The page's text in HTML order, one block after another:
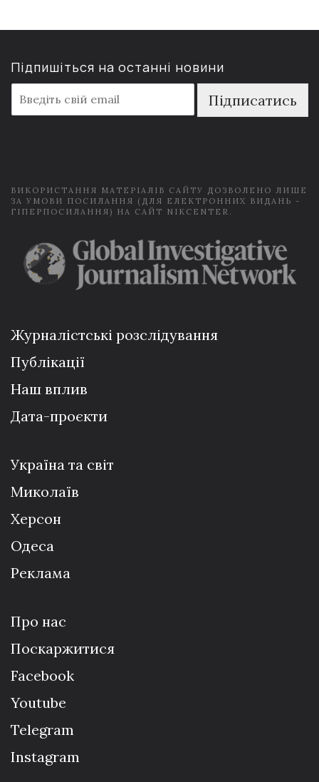
Підпишіться на останні новини
m
a
Підписатись
ВИКОРИСТАННЯ МАТЕРІАЛІВ САЙТУ ДОЗВОЛЕНО ЛИШЕ
ЗА УМОВИ ПОСИЛАННЯ (ДЛЯ ЕЛЕКТРОННИХ ВИДАНЬ -
ГІПЕРПОСИЛАННЯ) НА САЙТ NIKCENTER.
Журналістські розслідування
Публікації
Наш вплив
Дата-проєкти
Україна та світ
Миколаїв
Херсон
Одеса
Реклама
Про нас
Поскаржитися
Facebook
Youtube
Telegram
Instagram